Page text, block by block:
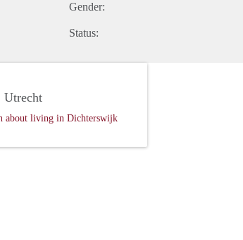
Gender:
Status:
Utrecht
about living in Dichterswijk